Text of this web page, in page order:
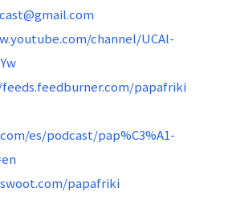
channel/UCAl-
papafriki
es/podcast/pap%C3%A1-
papafriki